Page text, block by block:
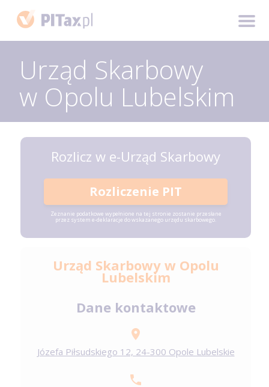
Urząd Skarbowy
w Opolu Lubelskim
Rozlicz w e-Urząd Skarbowy
Rozliczenie PIT
Zeznanie podatkowe wypełnione na tej stronie zostanie przesłane
przez system e-deklaracje do wskazanego urzędu skarbowego.
Urząd Skarbowy w Opolu
Lubelskim
Dane kontaktowe
Józefa Piłsudskiego 12, 24-300 Opole Lubelskie